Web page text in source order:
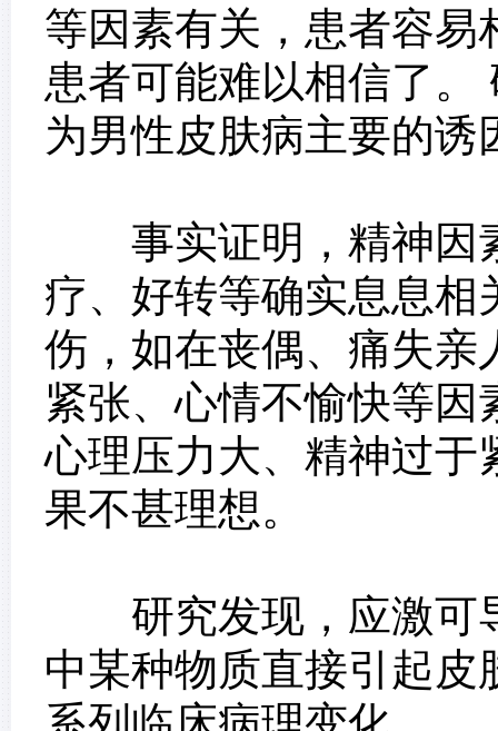
等因素有关，患者容易
患者可能难以相信了
为男性皮肤病主要的诱
事实证明，精神因
疗、好转等确实息息相
伤，如在丧偶、痛失亲
紧张、心情不愉快等
心理压力大、精神过于
果不甚理想。
研究发现，应激可
中某种物质直接引起